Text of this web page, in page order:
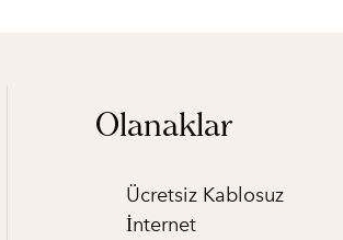
Olanaklar
Ücretsiz Kablosuz
İnternet